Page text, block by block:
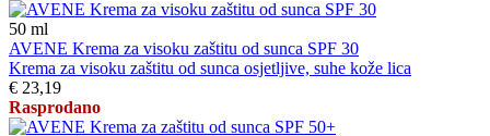
50 ml
AVENE Krema za visoku zaštitu od sunca SPF 30
Krema za visoku zaštitu od sunca osjetljive, suhe kože lica
€ 23,19
Rasprodano